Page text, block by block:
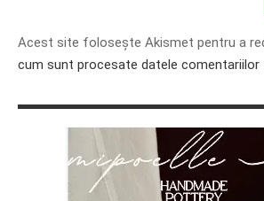
Acest site folosește Akismet pentru a
cum sunt procesate datele comentariilor